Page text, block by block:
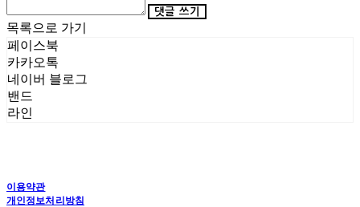
댓글 쓰기
목록으로 가기
페이스북
카카오톡
네이버 블로그
밴드
라인
이용약관
개인정보처리방침